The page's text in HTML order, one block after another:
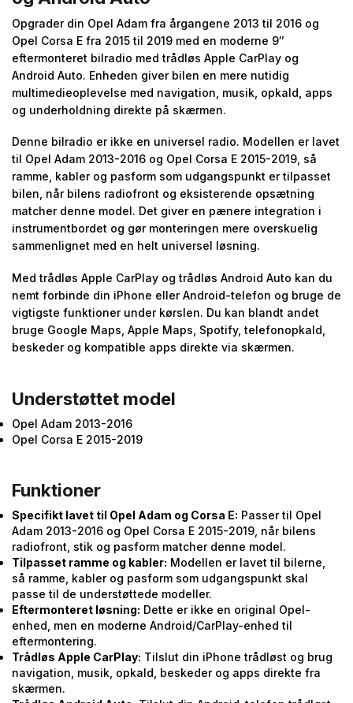
Opgrader din Opel Adam fra årgangene 2013 til 2016 og
Opel Corsa E fra 2015 til 2019 med en moderne 9″
eftermonteret bilradio med trådløs Apple CarPlay og
Android Auto. Enheden giver bilen en mere nutidig
multimedieoplevelse med navigation, musik, opkald, apps
og underholdning direkte på skærmen.
Denne bilradio er ikke en universel radio. Modellen er lavet
til Opel Adam 2013-2016 og Opel Corsa E 2015-2019, så
ramme, kabler og pasform som udgangspunkt er tilpasset
bilen, når bilens radiofront og eksisterende opsætning
matcher denne model. Det giver en pænere integration i
instrumentbordet og gør monteringen mere overskuelig
sammenlignet med en helt universel løsning.
Med trådløs Apple CarPlay og trådløs Android Auto kan du
nemt forbinde din iPhone eller Android-telefon og bruge de
vigtigste funktioner under kørslen. Du kan blandt andet
bruge Google Maps, Apple Maps, Spotify, telefonopkald,
beskeder og kompatible apps direkte via skærmen.
Understøttet model
Opel Adam 2013-2016
Opel Corsa E 2015-2019
Funktioner
Specifikt lavet til Opel Adam og Corsa E: Passer til Opel
Adam 2013-2016 og Opel Corsa E 2015-2019, når bilens
radiofront, stik og pasform matcher denne model.
Tilpasset ramme og kabler: Modellen er lavet til bilerne,
så ramme, kabler og pasform som udgangspunkt skal
passe til de understøttede modeller.
Eftermonteret løsning: Dette er ikke en original Opel-
enhed, men en moderne Android/CarPlay-enhed til
eftermontering.
Trådløs Apple CarPlay: Tilslut din iPhone trådløst og brug
navigation, musik, opkald, beskeder og apps direkte fra
skærmen.